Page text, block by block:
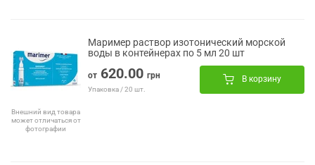
Внешний вид товара
может отличаться от
фотографии
Маример раствор изотонический морской
воды в контейнерах по 5 мл 20 шт
от 620.00 грн
Упаковка / 20 шт.
В корзину